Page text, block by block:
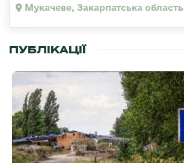
Мукачеве, Закарпатська область
ПУБЛІКАЦІЇ